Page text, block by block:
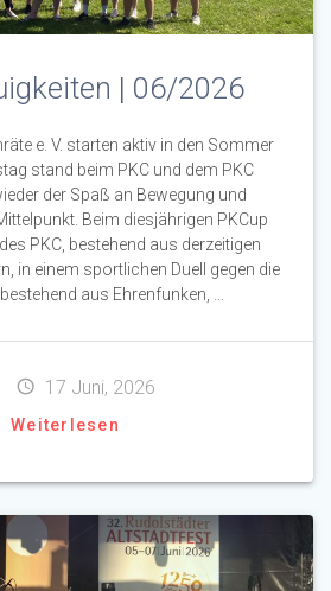
| 06/2026
e. V. starten aktiv in den Sommer
stand beim PKC und dem PKC
der Spaß an Bewegung und
Beim diesjährigen PKCup
PKC, bestehend aus derzeitigen
in einem sportlichen Duell gegen die
aus Ehrenfunken, …
17 Juni, 2026
Weiterlesen